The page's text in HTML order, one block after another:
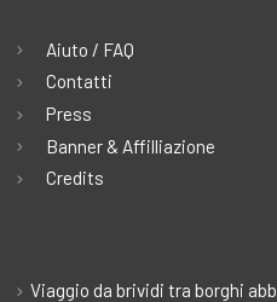
Aiuto / FAQ
Contatti
Press
Banner & Affilliazione
Credits
Viaggio da brividi tra borghi